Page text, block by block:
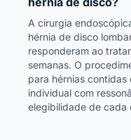
A cirurgia
hérnia de disco
responderam ao
semanas. O
para hérnias
individual com
elegibilidade de cada